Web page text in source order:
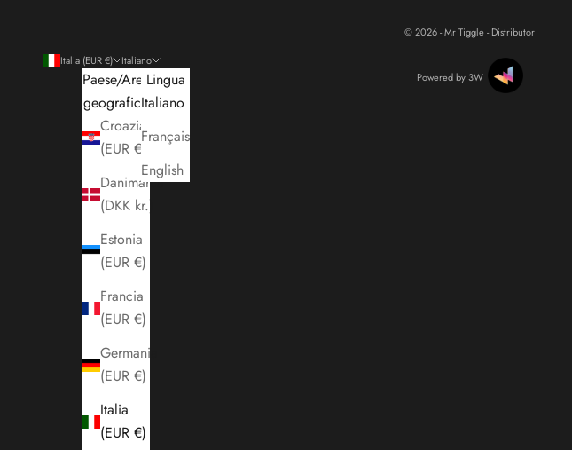
Italia (EUR €)
Paese/Area
geografica
Croazia
(EUR €)
Danimarca
(DKK kr.)
Estonia
(EUR €)
Francia
(EUR €)
Germania
(EUR €)
Italia
(EUR €)
Italiano
Lingua
Italiano
Français
English
© 2026 - Mr Tiggle - Distributor
Powered by 3W